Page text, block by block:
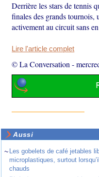
Derrière les stars de tennis
finales des grands tournois,
activement au circuit sans
Lire l'article complet
© La Conversation -
Aussi
~ Les gobelets de café jetables
microplastiques, surtout
chauds